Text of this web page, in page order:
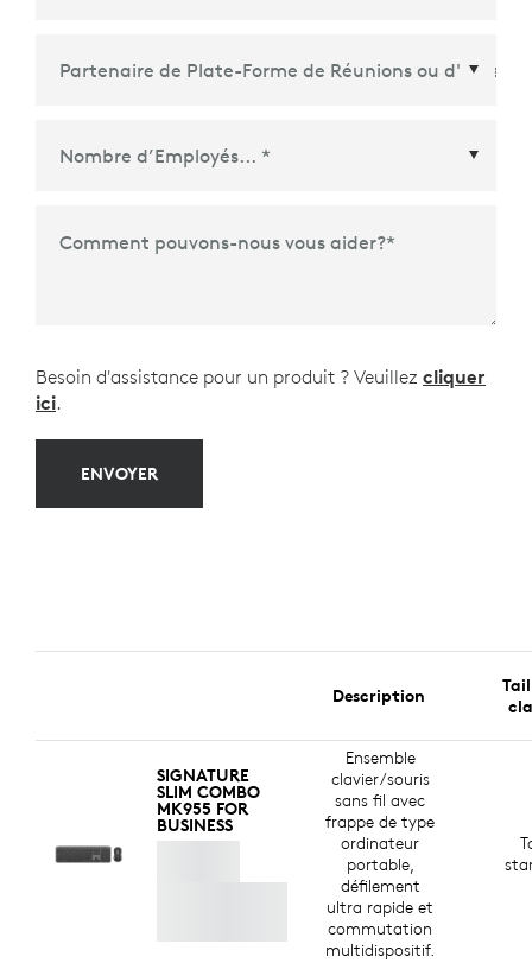
INSTALLER OPTIONS+ HORS LIGNE
d'Écosystème
Comment pouvons-nous vous aider?*
Besoin d'assistance pour un produit ? Veuillez cliquer
ici.
ENVOYER
Description
SIGNATURE
SLIM COMBO
MK955 FOR
BUSINESS
Ensemble
clavier/souris
sans fil avec
frappe de type
ordinateur
portable,
défilement
ultra rapide et
commutation
multidispositif.